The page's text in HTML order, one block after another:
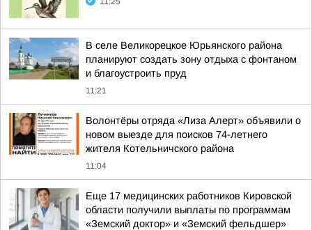
В селе Великорецкое Юрьянского района
планируют создать зону отдыха с фонтаном
и благоустроить пруд
11:21
Волонтёры отряда «Лиза Алерт» объявили о
новом выезде для поисков 74-летнего
жителя Котельничского района
11:04
Еще 17 медицинских работников Кировской
области получили выплаты по программам
«Земский доктор» и «Земский фельдшер»